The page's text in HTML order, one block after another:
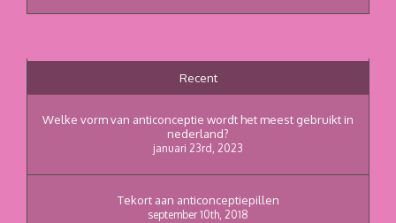
Recent
Welke vorm van anticonceptie wordt het meest gebruikt in
nederland?
januari 23rd, 2023
Tekort aan anticonceptiepillen
september 10th, 2018